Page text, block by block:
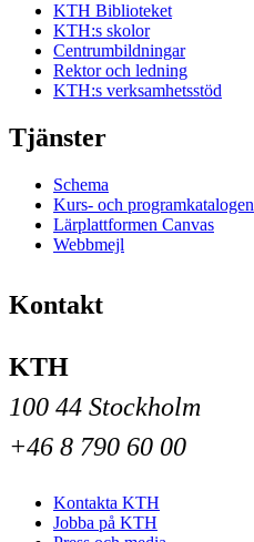
KTH Biblioteket
KTH:s skolor
Centrumbildningar
Rektor och ledning
KTH:s verksamhetsstöd
Tjänster
Schema
Kurs- och programkatalogen
Lärplattformen Canvas
Webbmejl
Kontakt
KTH
100 44 Stockholm
+46 8 790 60 00
Kontakta KTH
Jobba på KTH